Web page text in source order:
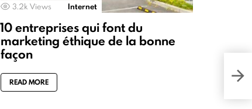
3.2k Views Internet
10 entreprises qui font du
marketing éthique de la bonne
façon
READ MORE